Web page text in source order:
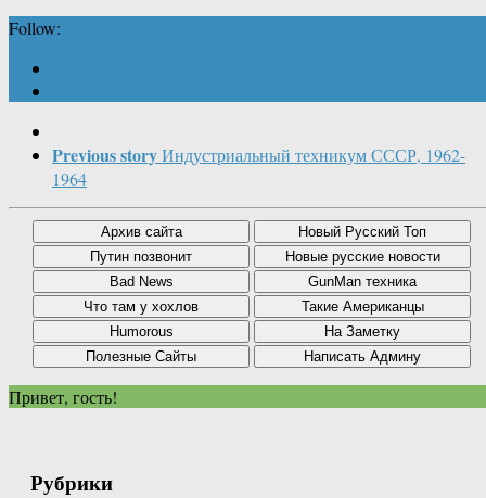
Follow:
Previous storyИндустриальный техникум СССР, 1962-
1964
Привет, гость!
Рубрики